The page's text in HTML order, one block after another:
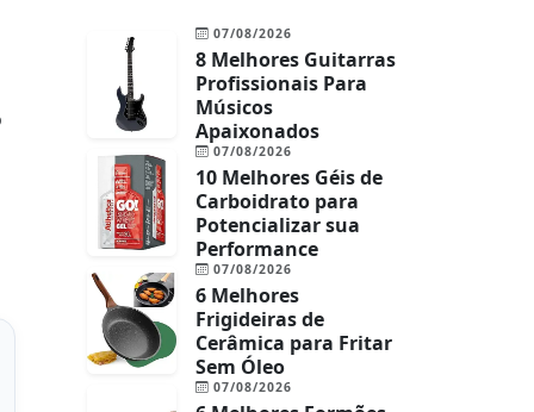
07/08/2026
8 Melhores Guitarras
Profissionais Para
Músicos
Apaixonados
07/08/2026
10 Melhores Géis de
Carboidrato para
Potencializar sua
Performance
07/08/2026
6 Melhores
Frigideiras de
Cerâmica para Fritar
Sem Óleo
07/08/2026